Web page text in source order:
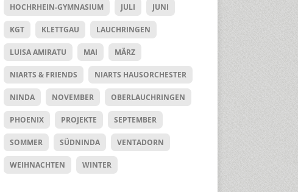
HOCHRHEIN-GYMNASIUM JULI JUNI
KGT KLETTGAU LAUCHRINGEN
LUISA AMIRATU MAI MÄRZ
NIARTS & FRIENDS NIARTS HAUSORCHESTER
NINDA NOVEMBER OBERLAUCHRINGEN
PHOENIX PROJEKTE SEPTEMBER
SOMMER SÜDNINDA VENTADORN
WEIHNACHTEN WINTER